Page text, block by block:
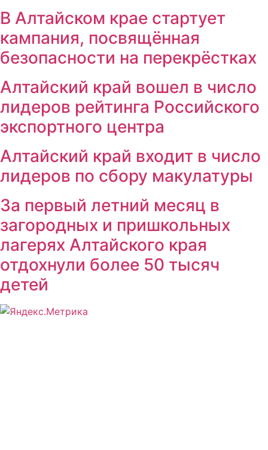
В Алтайском крае стартует
кампания, посвящённая
безопасности на перекрёстках
Алтайский край вошел в число
лидеров рейтинга Российского
экспортного центра
Алтайский край входит в число
лидеров по сбору макулатуры
За первый летний месяц в
загородных и пришкольных
лагерях Алтайского края
отдохнули более 50 тысяч
детей